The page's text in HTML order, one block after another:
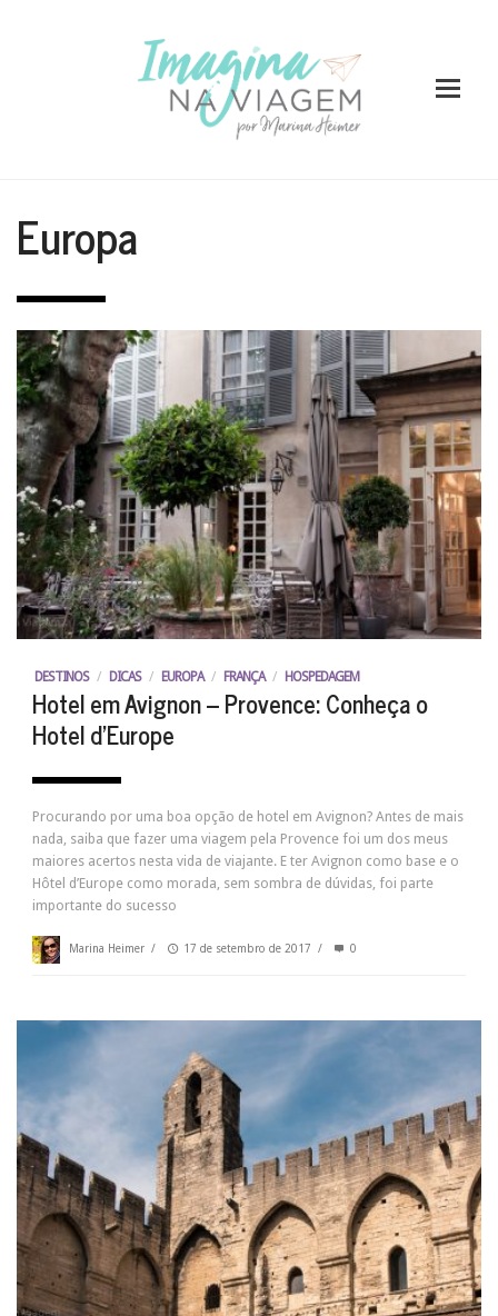
Europa
DESTINOS / DICAS / EUROPA / FRANÇA / HOSPEDAGEM
Hotel em Avignon – Provence: Conheça o
Hotel d’Europe
Procurando por uma boa opção de hotel em Avignon? Antes de mais
nada, saiba que fazer uma viagem pela Provence foi um dos meus
maiores acertos nesta vida de viajante. E ter Avignon como base e o
Hôtel d’Europe como morada, sem sombra de dúvidas, foi parte
importante do sucesso
Marina Heimer / 17 de setembro de 2017 / 0